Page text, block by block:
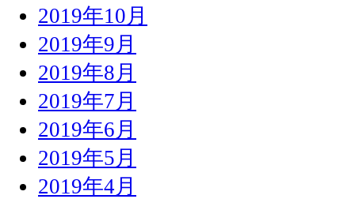
2019年10月
2019年9月
2019年8月
2019年7月
2019年6月
2019年5月
2019年4月